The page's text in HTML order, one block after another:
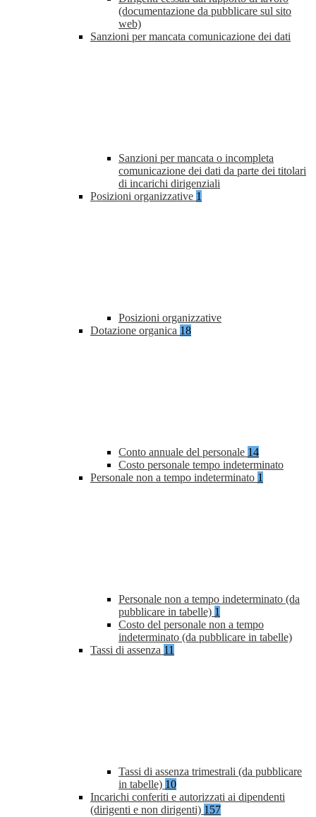
(documentazione da pubblicare sul sito
web)
Sanzioni per mancata comunicazione dei dati
Sanzioni per mancata o incompleta
comunicazione dei dati da parte dei titolari
di incarichi dirigenziali
Posizioni organizzative 1
Posizioni organizzative
Dotazione organica 18
Conto annuale del personale 14
Costo personale tempo indeterminato
Personale non a tempo indeterminato 1
Personale non a tempo indeterminato (da
pubblicare in tabelle) 1
Costo del personale non a tempo
indeterminato (da pubblicare in tabelle)
Tassi di assenza 11
Tassi di assenza trimestrali (da pubblicare
in tabelle) 10
Incarichi conferiti e autorizzati ai dipendenti
(dirigenti e non dirigenti) 157